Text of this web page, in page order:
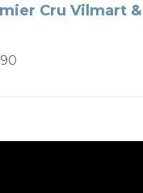
Cru Vilmart &